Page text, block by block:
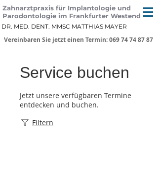
Zahnarztpraxis für Implantologie und
Parodontologie im Frankfurter Westend
DR. MED. DENT. MMSC MATTHIAS MAYER
Vereinbaren Sie jetzt einen Termin: 069 74 74 87 87
Service buchen
Jetzt unsere verfügbaren Termine
entdecken und buchen.
Filtern